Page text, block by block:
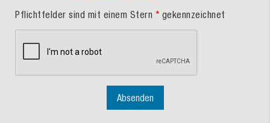
Pflichtfelder sind mit einem Stern * gekennzeichnet
Absenden